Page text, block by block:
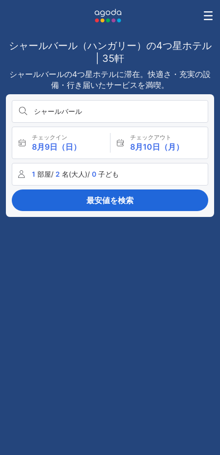
シャールバール（ハンガリー）の4つ星ホテル
| 35軒
シャールバールの4つ星ホテルに滞在。快適さ・充実の設
備・行き届いたサービスを満喫。
シャールバール
チェックイン
8月9日（日）
チェックアウト
8月10日（月）
1 部屋/ 2 名(大人)/ 0 子ども
最安値を検索